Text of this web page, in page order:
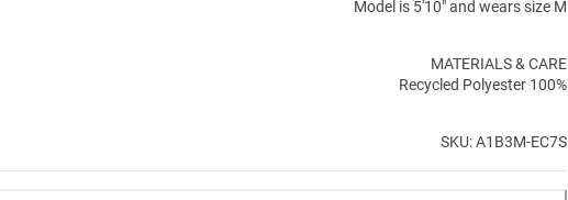
Model is 5'10" and wears size M
MATERIALS & CARE
100% Recycled Polyester
SKU: A1B3M-EC7S